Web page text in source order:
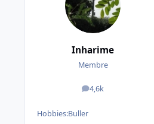
Inharime
Membre
4,6k
messages
Hobbies:Buller